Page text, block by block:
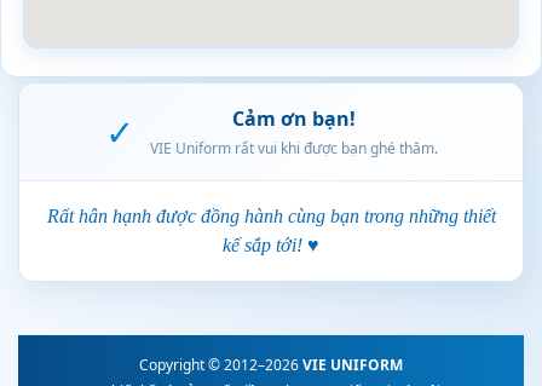
✓ Cảm ơn bạn!
VIE Uniform rất vui khi được bạn ghé thăm.
Rất hân hạnh được đồng hành cùng bạn trong những thiết
kế sắp tới! ♥
Copyright © 2012–2026VIE UNIFORM